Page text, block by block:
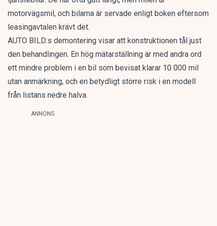
motorvägsmil, och bilarna är servade enligt boken eftersom
leasingavtalen krävt det.
AUTO BILD:s demontering visar att konstruktionen tål just
den behandlingen. En hög mätarställning är med andra ord
ett mindre problem i en bil som bevisat klarar 10 000 mil
utan anmärkning, och en betydligt större risk i en modell
från listans nedre halva.
ANNONS